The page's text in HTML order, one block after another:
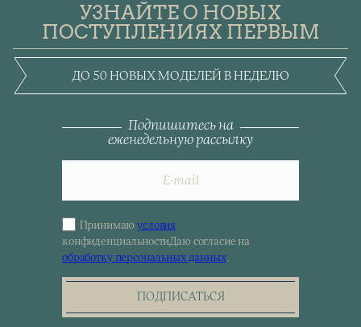
УЗНАЙТЕ О НОВЫХ
ПОСТУПЛЕНИЯХ ПЕРВЫМ
ДО 50 НОВЫХ МОДЕЛЕЙ В НЕДЕЛЮ
Подпишитесь на
еженедельную рассылку
Sign
up
for
the
Принимаюусловия
конфиденциальностиДаю согласие на
обработку персональных данных.
ПОДПИСАТЬСЯ